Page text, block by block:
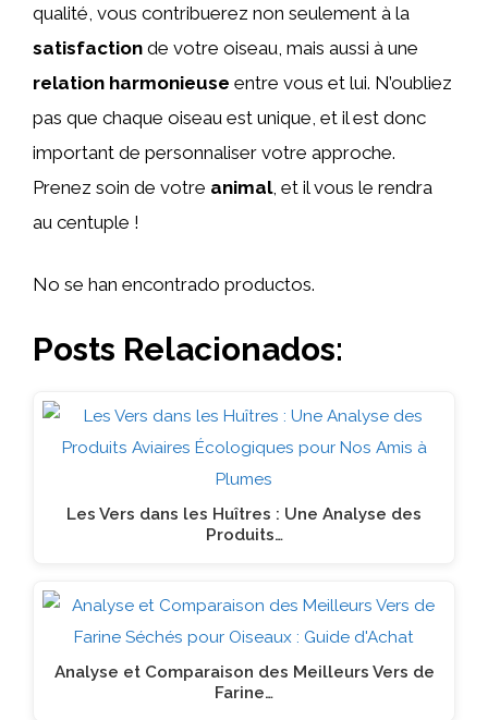
qualité, vous contribuerez non seulement à la
satisfaction de votre oiseau, mais aussi à une
relation harmonieuse entre vous et lui. N’oubliez
pas que chaque oiseau est unique, et il est donc
important de personnaliser votre approche.
Prenez soin de votre animal, et il vous le rendra
au centuple !
No se han encontrado productos.
Posts Relacionados:
Les Vers dans les Huîtres : Une Analyse des
Produits…
Analyse et Comparaison des Meilleurs Vers de
Farine…